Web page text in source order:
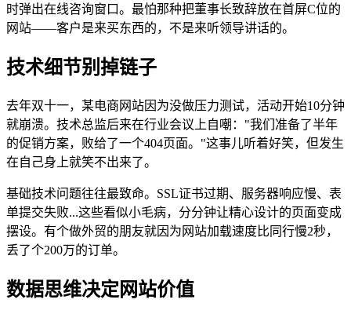
时弹出在线咨询窗口。最怕那种把董事长致辞放在首屏C位的
网站——客户是来买东西的，不是来听领导讲话的。
技术细节别掉链子
去年双十一，某电商网站因为没做压力测试，活动开始10分钟
就崩溃。技术总监后来在行业会议上自嘲："我们准备了半年
的促销方案，败给了一个404页面。"这事儿听着好笑，但发生
在自己身上就笑不出来了。
基础技术问题往往最致命。SSL证书过期、服务器响应慢、表
单提交失败...这些看似小毛病，分分钟让精心设计的页面变成
摆设。有个做外贸的朋友就因为网站加载速度比同行慢2秒，
丢了个200万的订单。
数据思维决定网站价值